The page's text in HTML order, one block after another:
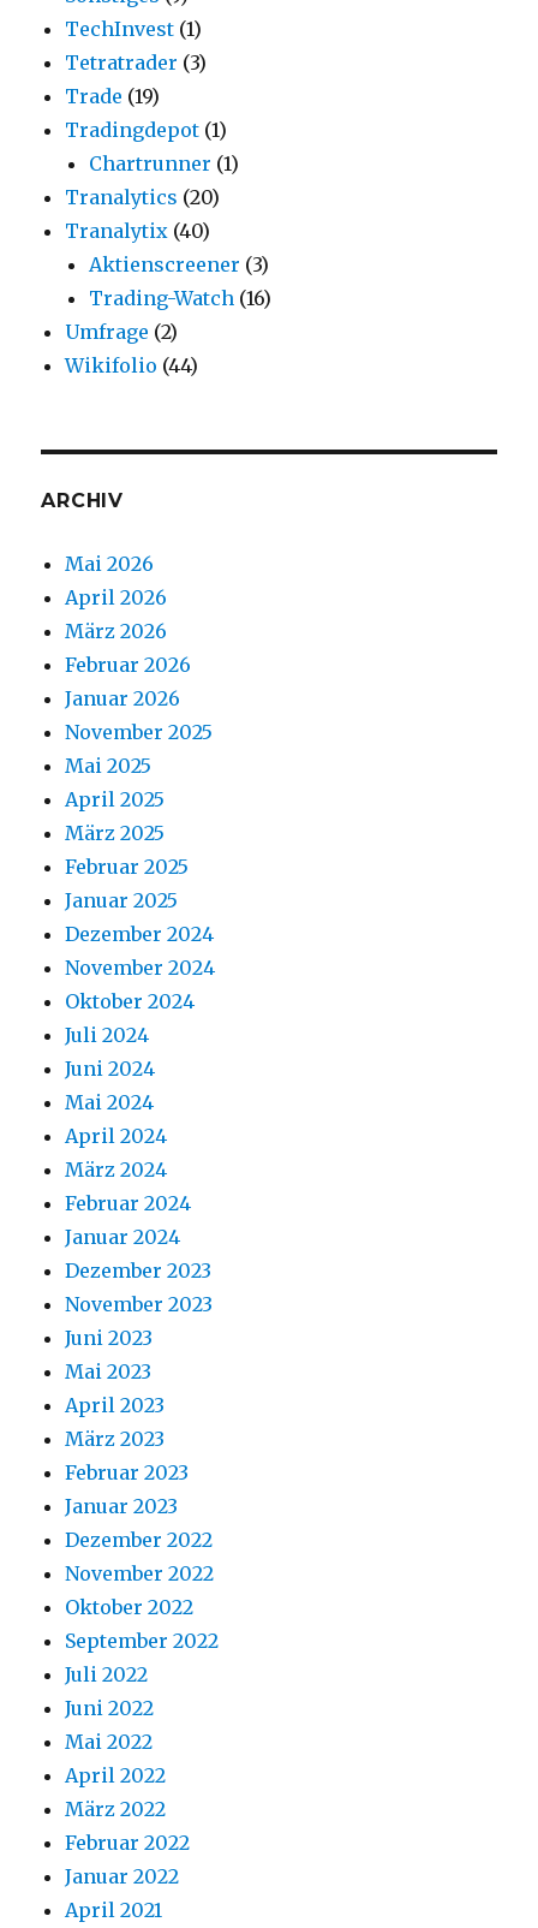
TechInvest (1)
Tetratrader (3)
Trade (19)
Tradingdepot (1)
Chartrunner (1)
Tranalytics (20)
Tranalytix (40)
Aktienscreener (3)
Trading-Watch (16)
Umfrage (2)
Wikifolio (44)
ARCHIV
Mai 2026
April 2026
März 2026
Februar 2026
Januar 2026
November 2025
Mai 2025
April 2025
März 2025
Februar 2025
Januar 2025
Dezember 2024
November 2024
Oktober 2024
Juli 2024
Juni 2024
Mai 2024
April 2024
März 2024
Februar 2024
Januar 2024
Dezember 2023
November 2023
Juni 2023
Mai 2023
April 2023
März 2023
Februar 2023
Januar 2023
Dezember 2022
November 2022
Oktober 2022
September 2022
Juli 2022
Juni 2022
Mai 2022
April 2022
März 2022
Februar 2022
Januar 2022
April 2021